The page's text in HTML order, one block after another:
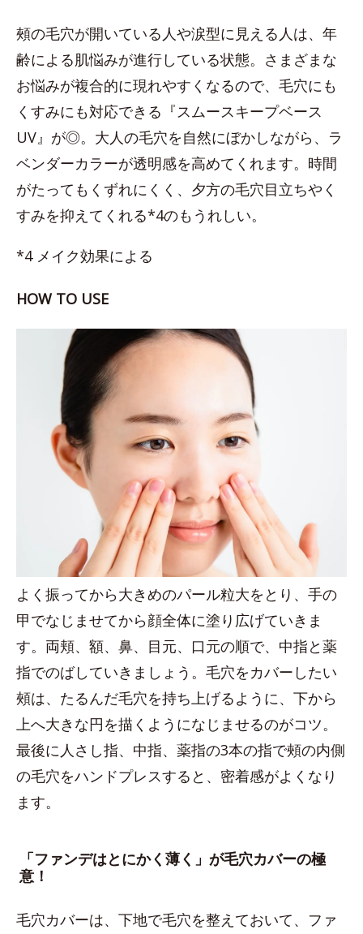
頰の毛穴が開いている人や涙型に見える人は、年
齢による肌悩みが進行している状態。さまざまな
お悩みが複合的に現れやすくなるので、毛穴にも
くすみにも対応できる『スムースキープベース
UV』が◎。大人の毛穴を自然にぼかしながら、ラ
ベンダーカラーが透明感を高めてくれます。時間
がたってもくずれにくく、夕方の毛穴目立ちやく
すみを抑えてくれる*4のもうれしい。
*4 メイク効果による
HOW TO USE
よく振ってから大きめのパール粒大をとり、手の
甲でなじませてから顔全体に塗り広げていきま
す。両頬、額、鼻、目元、口元の順で、中指と薬
指でのばしていきましょう。毛穴をカバーしたい
頰は、たるんだ毛穴を持ち上げるように、下から
上へ大きな円を描くようになじませるのがコツ。
最後に人さし指、中指、薬指の3本の指で頰の内側
の毛穴をハンドプレスすると、密着感がよくなり
ます。
「ファンデはとにかく薄く」が毛穴カバーの極
意！
毛穴カバーは、下地で毛穴を整えておいて、ファ